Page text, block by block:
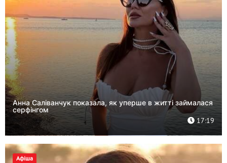
Анна Саліванчук показала, як уперше в житті займалася
серфінгом
17:19
Афіша